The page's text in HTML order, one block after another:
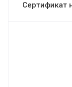
Сертификат